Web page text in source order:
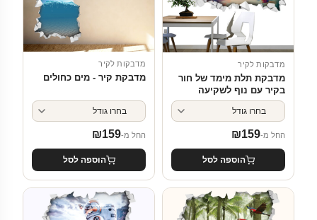
מדבקות לקיר
מדבקת תלת מימד של חור
בקיר עם נוף לשקיעה
החל מ- ₪159
הוספה לסל
מדבקות לקיר
מדבקת קיר - מים כחולים
החל מ- ₪159
הוספה לסל